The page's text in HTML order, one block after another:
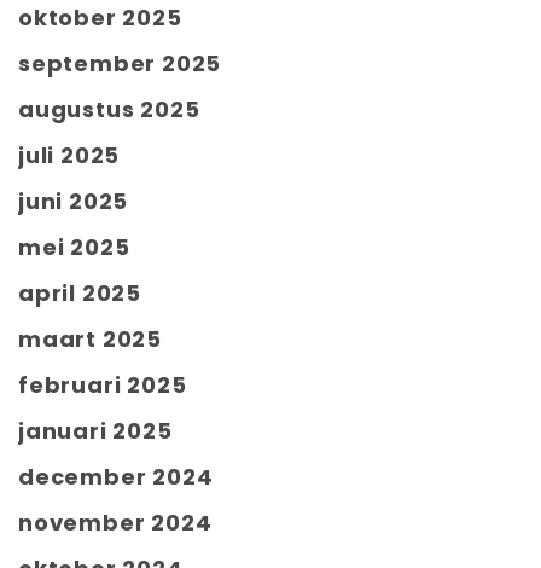
oktober 2025
september 2025
augustus 2025
juli 2025
juni 2025
mei 2025
april 2025
maart 2025
februari 2025
januari 2025
december 2024
november 2024